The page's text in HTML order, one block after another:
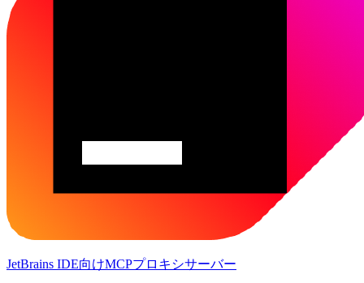
JetBrains IDE向けMCPプロキシサーバー